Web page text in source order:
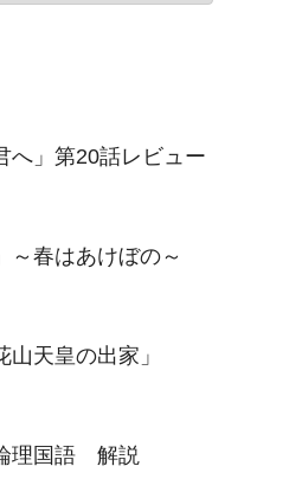
へ」第20話レビュー
～春はあけぼの～
山天皇の出家」
理国語 解説